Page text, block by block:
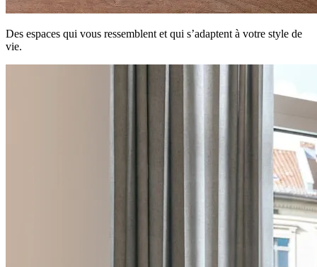
Des espaces qui vous ressemblent et qui s’adaptent à votre style de
vie.